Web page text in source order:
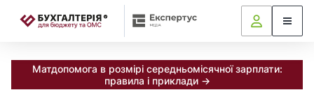
Матдопомога в розмірі середньомісячної зарплати:
правила і приклади →